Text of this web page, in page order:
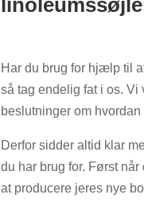
Har du brug for hjælp til
så tag endelig fat i os.Vi
beslutninger om
Derfor sidder altid klar
du har brug for. Først når
at producere jeres nye